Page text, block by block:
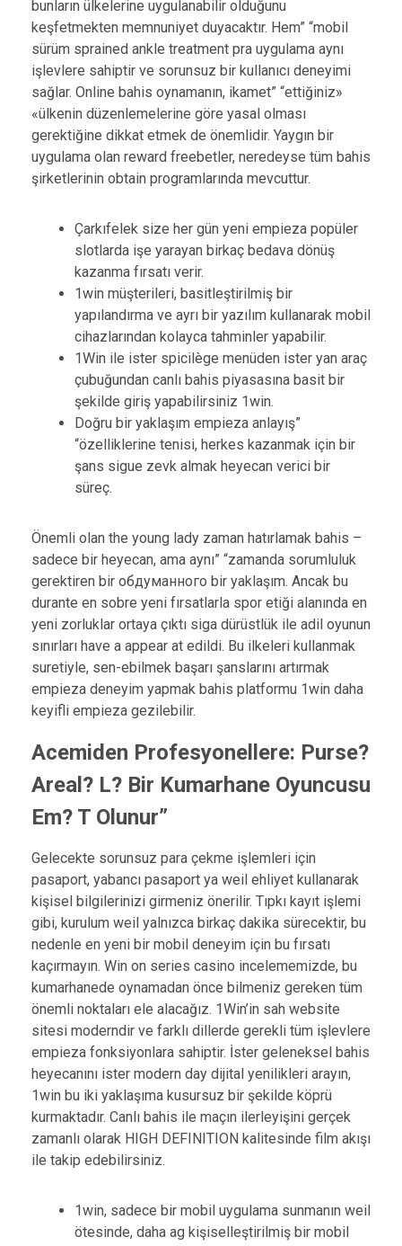
bunların ülkelerine uygulanabilir olduğunu
keşfetmekten memnuniyet duyacaktır. Hem” “mobil
sürüm sprained ankle treatment pra uygulama aynı
işlevlere sahiptir ve sorunsuz bir kullanıcı deneyimi
sağlar. Online bahis oynamanın, ikamet” “ettiğiniz»
«ülkenin düzenlemelerine göre yasal olması
gerektiğine dikkat etmek de önemlidir. Yaygın bir
uygulama olan reward freebetler, neredeyse tüm bahis
şirketlerinin obtain programlarında mevcuttur.
Çarkıfelek size her gün yeni empieza popüler
slotlarda işe yarayan birkaç bedava dönüş
kazanma fırsatı verir.
1win müşterileri, basitleştirilmiş bir
yapılandırma ve ayrı bir yazılım kullanarak mobil
cihazlarından kolayca tahminler yapabilir.
1Win ile ister spicilège menüden ister yan araç
çubuğundan canlı bahis piyasasına basit bir
şekilde giriş yapabilirsiniz 1win.
Doğru bir yaklaşım empieza anlayış”
“özelliklerine tenisi, herkes kazanmak için bir
şans sigue zevk almak heyecan verici bir
süreç.
Önemli olan the young lady zaman hatırlamak bahis –
sadece bir heyecan, ama aynı” “zamanda sorumluluk
gerektiren bir обдуманного bir yaklaşım. Ancak bu
durante en sobre yeni fırsatlarla spor etiği alanında en
yeni zorluklar ortaya çıktı siga dürüstlük ile adil oyunun
sınırları have a appear at edildi. Bu ilkeleri kullanmak
suretiyle, sen-ebilmek başarı şanslarını artırmak
empieza deneyim yapmak bahis platformu 1win daha
keyifli empieza gezilebilir.
Acemiden Profesyonellere: Purse?
Areal? L? Bir Kumarhane Oyuncusu
Em? T Olunur”
Gelecekte sorunsuz para çekme işlemleri için
pasaport, yabancı pasaport ya weil ehliyet kullanarak
kişisel bilgilerinizi girmeniz önerilir. Tıpkı kayıt işlemi
gibi, kurulum weil yalnızca birkaç dakika sürecektir, bu
nedenle en yeni bir mobil deneyim için bu fırsatı
kaçırmayın. Win on series casino incelememizde, bu
kumarhanede oynamadan önce bilmeniz gereken tüm
önemli noktaları ele alacağız. 1Win’in sah website
sitesi moderndir ve farklı dillerde gerekli tüm işlevlere
empieza fonksiyonlara sahiptir. İster geleneksel bahis
heyecanını ister modern day dijital yenilikleri arayın,
1win bu iki yaklaşıma kusursuz bir şekilde köprü
kurmaktadır. Canlı bahis ile maçın ilerleyişini gerçek
zamanlı olarak HIGH DEFINITION kalitesinde film akışı
ile takip edebilirsiniz.
1win, sadece bir mobil uygulama sunmanın weil
ötesinde, daha ag kişiselleştirilmiş bir mobil